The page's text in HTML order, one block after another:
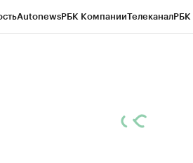
AutonewsРБК КомпанииТелеканалРБК